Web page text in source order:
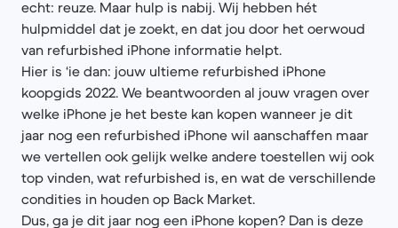
echt: reuze. Maar hulp is nabij. Wij hebben hét
hulpmiddel dat je zoekt, en dat jou door het oerwoud
van refurbished iPhone informatie helpt.
Hier is ‘ie dan: jouw ultieme refurbished iPhone
koopgids 2022. We beantwoorden al jouw vragen over
welke iPhone je het beste kan kopen wanneer je dit
jaar nog een refurbished iPhone wil aanschaffen maar
we vertellen ook gelijk welke andere toestellen wij ook
top vinden, wat refurbished is, en wat de verschillende
condities in houden op Back Market.
Dus, ga je dit jaar nog een iPhone kopen? Dan is deze